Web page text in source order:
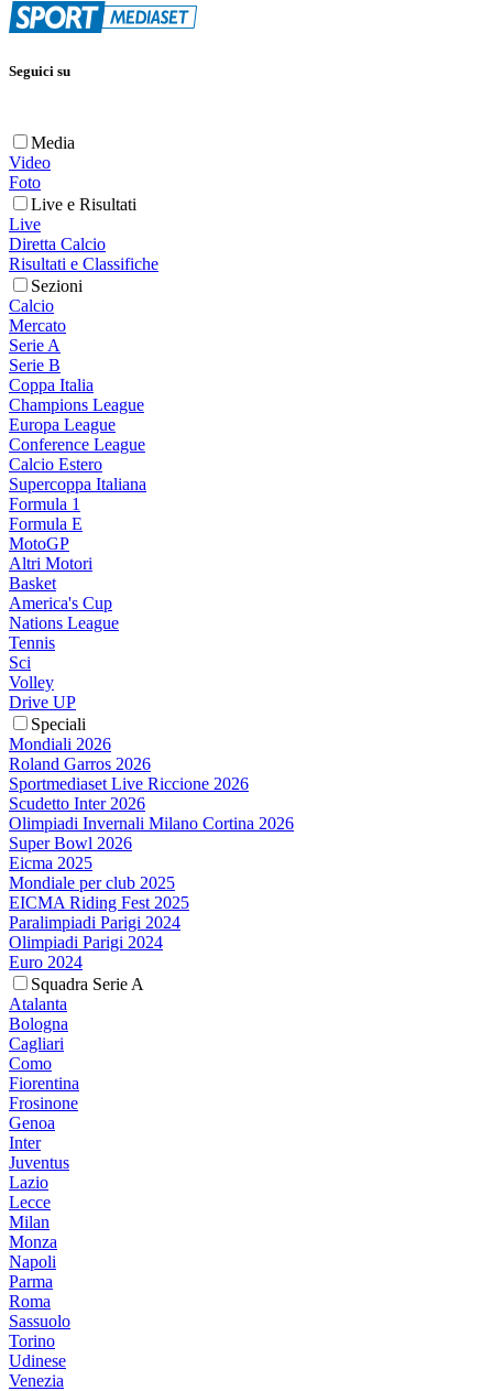
Seguici su
Media
Video
Foto
Live e Risultati
Live
Diretta Calcio
Risultati e Classifiche
Sezioni
Calcio
Mercato
Serie A
Serie B
Coppa Italia
Champions League
Europa League
Conference League
Calcio Estero
Supercoppa Italiana
Formula 1
Formula E
MotoGP
Altri Motori
Basket
America's Cup
Nations League
Tennis
Sci
Volley
Drive UP
Speciali
Mondiali 2026
Roland Garros 2026
Sportmediaset Live Riccione 2026
Scudetto Inter 2026
Olimpiadi Invernali Milano Cortina 2026
Super Bowl 2026
Eicma 2025
Mondiale per club 2025
EICMA Riding Fest 2025
Paralimpiadi Parigi 2024
Olimpiadi Parigi 2024
Euro 2024
Squadra Serie A
Atalanta
Bologna
Cagliari
Como
Fiorentina
Frosinone
Genoa
Inter
Juventus
Lazio
Lecce
Milan
Monza
Napoli
Parma
Roma
Sassuolo
Torino
Udinese
Venezia